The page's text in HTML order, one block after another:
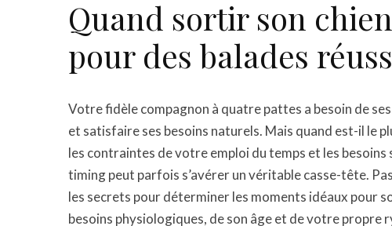
Quand sortir son
pour des balades
Votre fidèle compagnon à quatre pattes a besoin de
et satisfaire ses besoins naturels. Mais quand est-il le
les contraintes de votre emploi du temps et les
timing peut parfois s’avérer un véritable casse-tête.
les secrets pour déterminer les moments idéaux pour
besoins physiologiques, de son âge et de votre propre